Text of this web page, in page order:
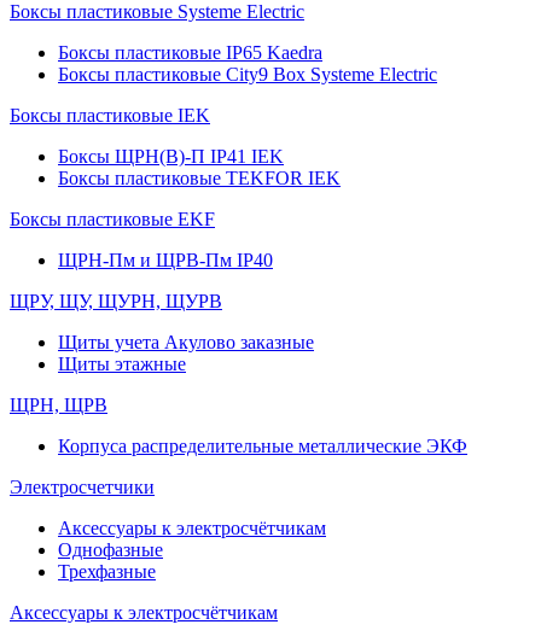
Боксы пластиковые Systeme Electric
Боксы пластиковые IP65 Kaedra
Боксы пластиковые City9 Box Systeme Electric
Боксы пластиковые IEK
Боксы ЩРН(В)-П IP41 IEK
Боксы пластиковые TEKFOR IEK
Боксы пластиковые EKF
ЩРН-Пм и ЩРВ-Пм IP40
ЩРУ, ЩУ, ЩУРН, ЩУРВ
Щиты учета Акулово заказные
Щиты этажные
ЩРН, ЩРВ
Корпуса распределительные металлические ЭКФ
Электросчетчики
Аксессуары к электросчётчикам
Однофазные
Трехфазные
Аксессуары к электросчётчикам